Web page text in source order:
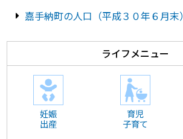
嘉手納町の人口（平成３０年６月末）
ライフメニュー
妊娠
出産
育児
子育て